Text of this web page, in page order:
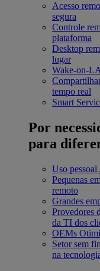
Acesso
segura
Controle
plataforma
Desktop
lugar
Wake-on-
tempo real
Smart
Por
para
Uso pessoal
Pequenas
remoto
Grandes
Provedores
da TI dos
OEMs
Setor sem
na